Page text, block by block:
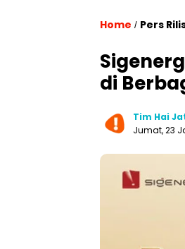
Home / Pers
di
Tim Hai
Jumat, 23